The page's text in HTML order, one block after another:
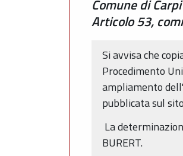
Comune di
Articolo 53,
Si avvisa che
Procedimento
ampliamento
pubblicata sul
La
BURERT.